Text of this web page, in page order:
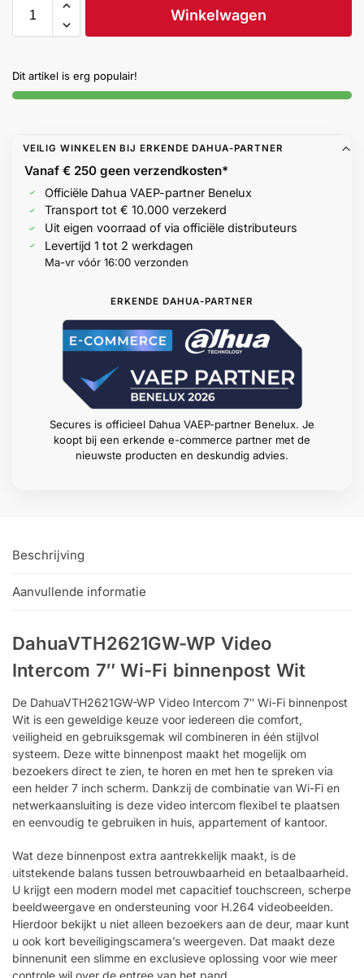
service
Winkelwagen
Dit artikel is erg populair!
VEILIG WINKELEN BIJ ERKENDE DAHUA-PARTNER
Vanaf € 250 geenverzendkosten*
Officiële Dahua VAEP-partner Benelux
Transport tot € 10.000 verzekerd
Uit eigen voorraad of via officiële distributeurs
Levertijd 1 tot 2 werkdagen
Ma-vr vóór 16:00 verzonden
ERKENDE DAHUA-PARTNER
Secures is officieel Dahua VAEP-partner Benelux. Je
koopt bij een erkende e-commerce partner met de
nieuwste producten en deskundig advies.
Beschrijving
Aanvullende informatie
DahuaVTH2621GW-WP Video
Intercom 7″ Wi-Fi binnenpost Wit
De DahuaVTH2621GW-WP Video Intercom 7″ Wi-Fi binnenpost
Wit is een geweldige keuze voor iedereen die comfort,
veiligheid en gebruiksgemak wil combineren in één stijlvol
systeem. Deze witte binnenpost maakt het mogelijk om
bezoekers direct te zien, te horen en met hen te spreken via
een helder 7 inch scherm. Dankzij de combinatie van Wi-Fi en
netwerkaansluiting is deze video intercom flexibel te plaatsen
en eenvoudig te gebruiken in huis, appartement of kantoor.
Wat deze binnenpost extra aantrekkelijk maakt, is de
uitstekende balans tussen betrouwbaarheid en betaalbaarheid.
U krijgt een modern model met capacitief touchscreen, scherpe
beeldweergave en ondersteuning voor H.264 videobeelden.
Hierdoor bekijkt u niet alleen bezoekers aan de deur, maar kunt
u ook kort beveiligingscamera’s weergeven. Dat maakt deze
binnenunit een slimme en exclusieve oplossing voor wie meer
controle wil over de entree van het pand.